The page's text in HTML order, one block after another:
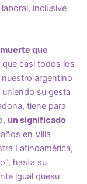
inclusive
que
casi todos los
argentino
su gesta
tiene para
un significado
en Villa
Latinoamérica,
hasta su
igual quesu